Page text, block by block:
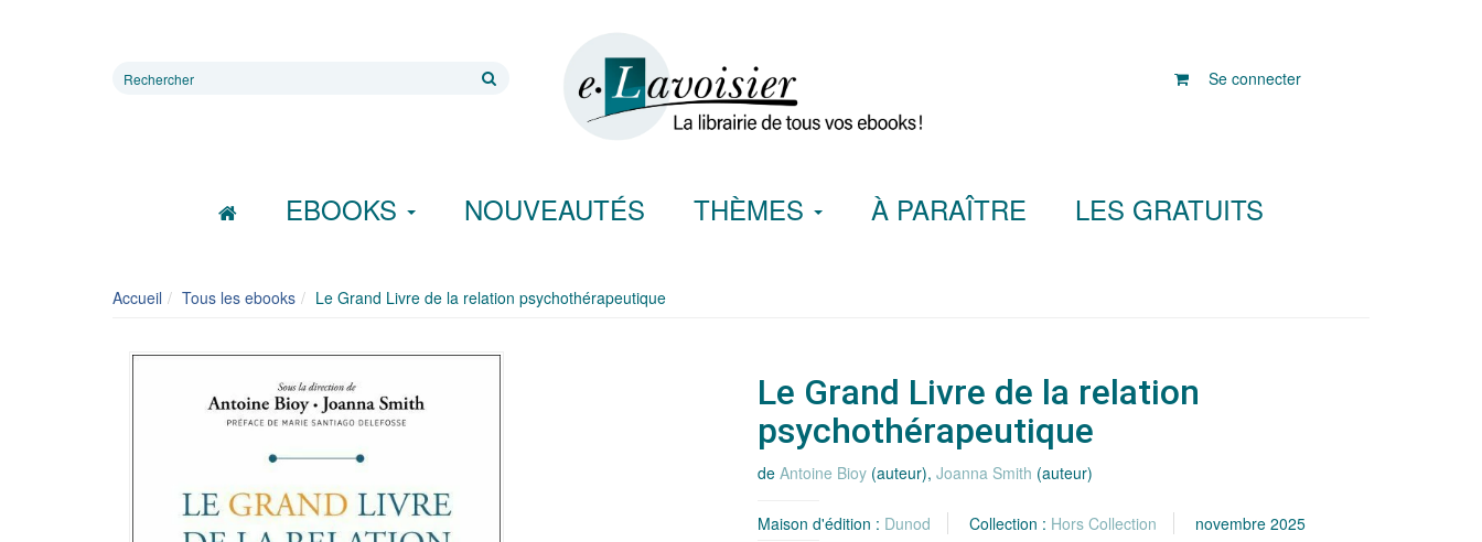
Rechercher
Se connecter
EBOOKS NOUVEAUTÉS THÈMES À PARAÎTRE LES GRATUITS
Accueil Tous les ebooks Le Grand Livre de la relation psychothérapeutique
Le Grand Livre de la relation
psychothérapeutique
de Antoine Bioy (auteur), Joanna Smith (auteur)
Maison d'édition : Dunod Collection : Hors Collection novembre 2025